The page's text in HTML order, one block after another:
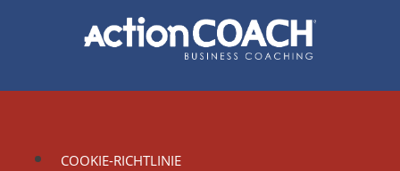
COOKIE-RICHTLINIE